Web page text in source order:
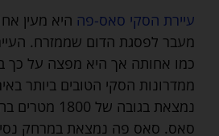
עיירת הסקי סאס-פההיא מעין
מעבר לפסגת הדום שממזרח.
כמו אחותה אך היא מפצה על כך
ממדרונות הסקי הטובים ביותר
נמצאת בגובה של
סאס. סאס פה נמצאת במרחק